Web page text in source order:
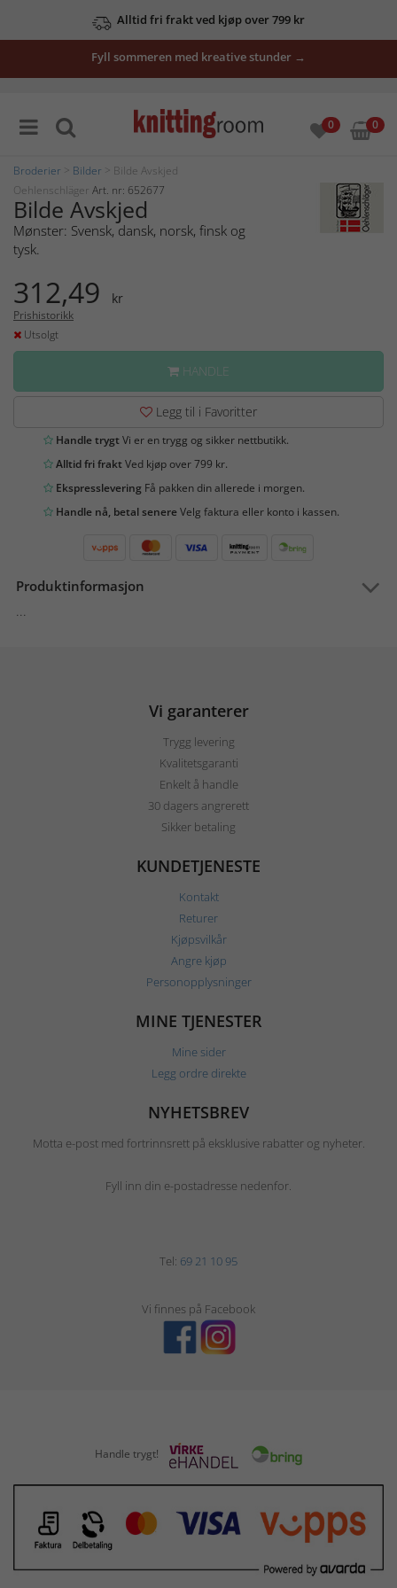
Alltid fri frakt ved kjøp over 799 kr
Fyll sommeren med kreative stunder →
0 0
Broderier Bilder > Bilde Avskjed
Oehlenschläger Art. nr: 652677
Bilde Avskjed
Mønster: Svensk, dansk, norsk, finsk og
tysk.
312,49 kr
Prishistorikk
Utsolgt
HANDLE
Legg til i Favoritter
Handle trygtVi er en trygg og sikker nettbutikk.
Alltid fri fraktVed kjøp over 799 kr.
Ekspresslevering Få pakken din allerede i morgen.
Handle nå, betal senereVelg faktura eller konto i kassen.
Produktinformasjon
...
Vi garanterer
Trygg levering
Kvalitetsgaranti
Enkelt å handle
30 dagers angrerett
Sikker betaling
KUNDETJENESTE
Kontakt
Returer
Kjøpsvilkår
Angre kjøp
Personopplysninger
MINE TJENESTER
Mine sider
Legg ordre direkte
NYHETSBREV
Motta e-post med fortrinnsrett på eksklusive rabatter og nyheter.
Fyll inn din e-postadresse nedenfor.
Tel: 69 21 10 95
Vi finnes på Facebook
Handle trygt!